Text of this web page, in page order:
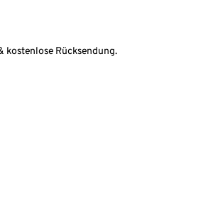
kostenlose Rücksendung.